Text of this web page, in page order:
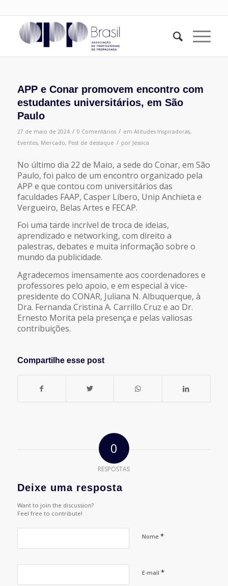
APP e Conar promovem encontro com
estudantes universitários, em São
Paulo
27 de maio de 2024 / 0 Comentários / em Atitudes Inspiradoras,
Eventos, Mercado, Post de destaque / por Jessica
No último dia 22 de Maio, a sede do Conar, em São
Paulo, foi palco de um encontro organizado pela
APP e que contou com universitários das
faculdades FAAP, Casper Líbero, Unip Anchieta e
Vergueiro, Belas Artes e FECAP.
Foi uma tarde incrível de troca de ideias,
aprendizado e networking, com direito a
palestras, debates e muita informação sobre o
mundo da publicidade.
Agradecemos imensamente aos coordenadores e
professores pelo apoio, e em especial à vice-
presidente do CONAR, Juliana N. Albuquerque, à
Dra. Fernanda Cristina A. Carrillo Cruz e ao Dr.
Ernesto Morita pela presença e pelas valiosas
contribuições.
Compartilhe esse post
0
RESPOSTAS
Deixe uma resposta
Want to join the discussion?
Feel free to contribute!
Nome *
E-mail *